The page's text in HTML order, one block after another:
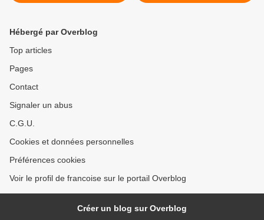
Hébergé par Overblog
Top articles
Pages
Contact
Signaler un abus
C.G.U.
Cookies et données personnelles
Préférences cookies
Voir le profil de francoise sur le portail Overblog
Créer un blog sur Overblog